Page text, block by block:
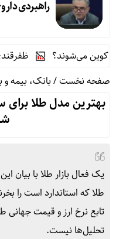
راهبردی
کوین می‌شوند؟
ظفرقندی:
صفحه نخست/بانک، بیمه و
بهترین مدل طلا
یک فعال بازار طلا با بیان
طلا که استاندارد است را
تابع نرخ ارز و قیمت جهانی
تحلیل‌ها نیست.